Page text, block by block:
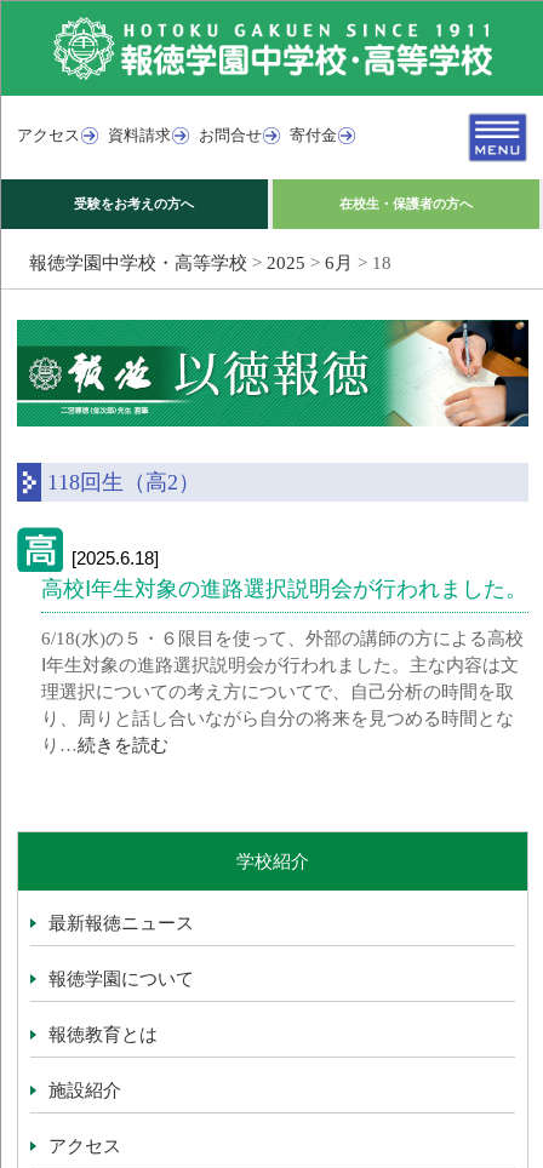
アクセス 資料請求 お問合せ 寄付金
受験をお考えの方へ 在校生・保護者の方へ
報徳学園中学校・高等学校 > 2025 > 6月 > 18
118回生（高2）
[2025.6.18]
高校Ⅰ年生対象の進路選択説明会が行われました。
6/18(水)の５・６限目を使って、外部の講師の方による高校
Ⅰ年生対象の進路選択説明会が行われました。主な内容は文
理選択についての考え方についてで、自己分析の時間を取
り、周りと話し合いながら自分の将来を見つめる時間とな
り…続きを読む
学校紹介
最新報徳ニュース
報徳学園について
報徳教育とは
施設紹介
アクセス